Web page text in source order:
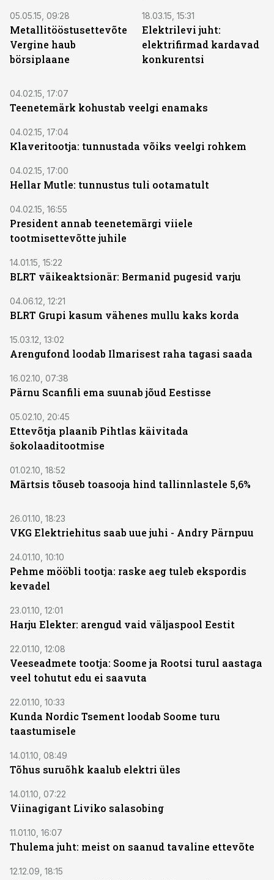
05.05.15, 09:28
Metallitööstusettevõte
Vergine haub
börsiplaane
18.03.15, 15:31
Elektrilevi juht:
elektrifirmad kardavad
konkurentsi
04.02.15, 17:07
Teenetemärk kohustab veelgi enamaks
04.02.15, 17:04
Klaveritootja: tunnustada võiks veelgi rohkem
04.02.15, 17:00
Hellar Mutle: tunnustus tuli ootamatult
04.02.15, 16:55
President annab teenetemärgi viiele
tootmisettevõtte juhile
14.01.15, 15:22
BLRT väikeaktsionär: Bermanid pugesid varju
04.06.12, 12:21
BLRT Grupi kasum vähenes mullu kaks korda
15.03.12, 13:02
Arengufond loodab Ilmarisest raha tagasi saada
16.02.10, 07:38
Pärnu Scanfili ema suunab jõud Eestisse
05.02.10, 20:45
Ettevõtja plaanib Pihtlas käivitada
šokolaaditootmise
01.02.10, 18:52
Märtsis tõuseb toasooja hind tallinnlastele 5,6%
26.01.10, 18:23
VKG Elektriehitus saab uue juhi - Andry Pärnpuu
24.01.10, 10:10
Pehme mööbli tootja: raske aeg tuleb ekspordis
kevadel
23.01.10, 12:01
Harju Elekter: arengud vaid väljaspool Eestit
22.01.10, 12:08
Veeseadmete tootja: Soome ja Rootsi turul aastaga
veel tohutut edu ei saavuta
22.01.10, 10:33
Kunda Nordic Tsement loodab Soome turu
taastumisele
14.01.10, 08:49
Tõhus suruõhk kaalub elektri üles
14.01.10, 07:22
Viinagigant Liviko salasobing
11.01.10, 16:07
Thulema juht: meist on saanud tavaline ettevõte
12.12.09, 18:15